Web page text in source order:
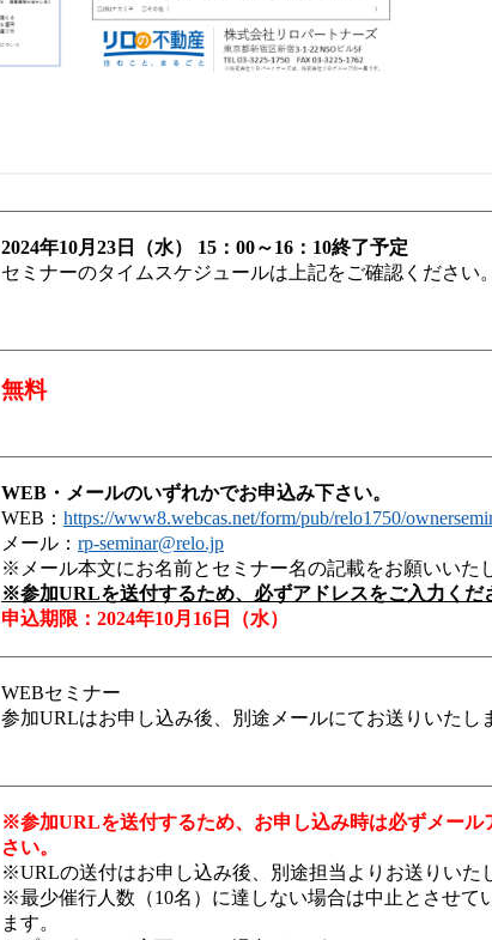
2024年10月23 日（水） 15：00～16：10終了予定
セミナーのタイムスケジュールは上記をご確認ください
無料
WEB・メールのいずれかでお申込み下さい。
WEB： https://www8.webcas.net/form/pub/relo1750/
メール： rp-seminar@relo.jp
※メール本文にお名前とセミナー名の記載をお願いいた
※参加URLを送付するため、必ずアドレスをご入力くだ
申込期限：2024年10月16日（水）
WEBセミナー
参加URLはお申し込み後、別途メールにてお送りいたし
※参加URLを送付するため、お申し込み時は必ずメール
さい。
※URLの送付はお申し込み後、別途担当よりお送りいた
※最少催行人数（10名）に達しない場合は中止とさせて
ます。